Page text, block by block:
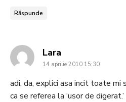
Răspunde
Lara
14 aprilie 2010 15:30
adi, da, explici asa incit toate mi
ca se referea la ‘usor de digerat.’